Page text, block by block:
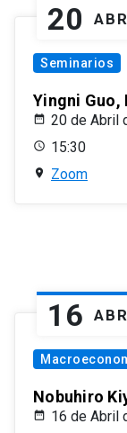
20 ABR
Seminarios
Yingni
20 de Abril
15:30
Zoom
16 ABR
Nobuhiro
16 de Abril